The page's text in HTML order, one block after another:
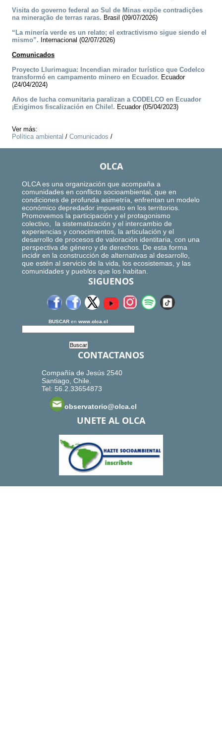
Visita do governo federal ao Sul de Minas expõe contradições
na mineração de terras raras. Brasil (09/07/2026)
“La minería verde es un relato; el extractivismo sigue siendo el
mismo”. Internacional (02/07/2026)
Comunicados
Proyecto Llurimagua: Incendian mirador turístico que Codelco
transformó en campamento minero en Ecuador. Ecuador
(24/04/2024)
Años de lucha comunitaria paralizan a CODELCO en Ecuador
¡Exigimos fiscalización en Chile!. Ecuador (05/04/2023)
Ver más:
Política ambiental / Comunicados /
OLCA
OLCA es una organización que acompaña a
comunidades en conflicto socioambiental, que en
condiciones de profunda asimetría, enfrentan un modelo
económico depredador impuesto en los territorios.
Promovemos la participación y el protagonismo
colectivo, la sistematización y el intercambio de
experiencias y conocimientos, la articulación y el
desarrollo de procesos de valoración identitaria, con una
perspectiva de género y de derechos. De esta forma
incidir en la construcción de alternativas al desarrollo,
que estén al servicio de la vida, los ecosistemas, y las
comunidades y pueblos que los habitan.
SIGUENOS
BUSCAR en www.olca.cl
CONTACTANOS
Compañía de Jesús 2540
Santiago, Chile.
Tel: 56.2.33654873
observatorio@olca.cl
UNETE AL OLCA